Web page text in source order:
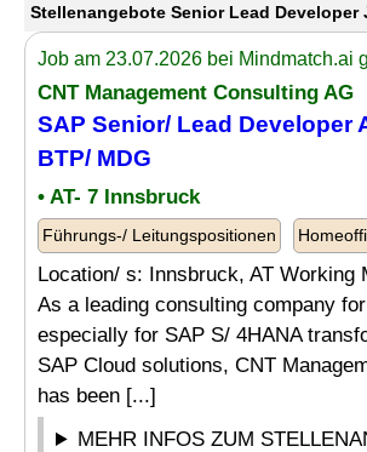
Stellenangebote Senior Lead Developer
Job am 23.07.2026 bei Mindmatch.ai
CNT Management Consulting AG
SAP Senior/ Lead Developer
BTP/ MDG
• AT- 7 Innsbruck
Führungs-/ Leitungspositionen
Location/ s: Innsbruck, AT Working
As a leading consulting company
especially for SAP S/ 4HANA
SAP Cloud solutions, CNT
has been [...]
MEHR INFOS ZUM